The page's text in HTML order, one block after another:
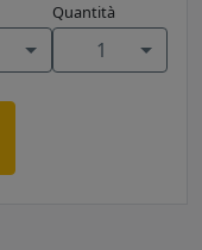
Quantità
1